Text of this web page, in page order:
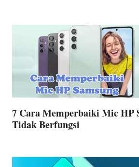
7 Cara Memperbaiki Mic HP
Tidak Berfungsi